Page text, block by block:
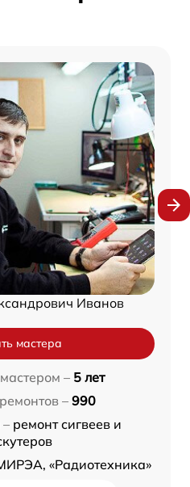
Иванов
мастера
– 5 лет
– 990
ремонт сигвеев и
«Радиотехника»